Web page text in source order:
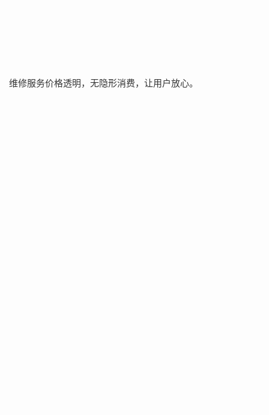
维修服务价格透明，无隐形消费，让用户放心。